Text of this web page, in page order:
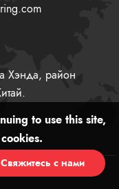
Хэнда, район
Свяжитесь с нами
to use this site,
Reject